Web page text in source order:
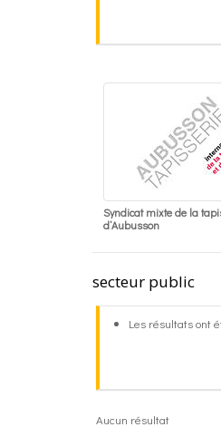
Syndicat mixte de la
d’Aubusson
secteur public
Les résultats ont
Aucun résultat